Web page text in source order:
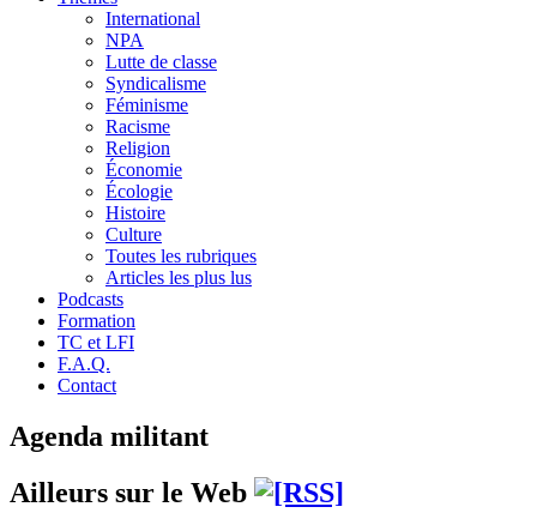
International
NPA
Lutte de classe
Syndicalisme
Féminisme
Racisme
Religion
Économie
Écologie
Histoire
Culture
Toutes les rubriques
Articles les plus lus
Podcasts
Formation
TC et LFI
F.A.Q.
Contact
Agenda militant
Ailleurs sur le Web